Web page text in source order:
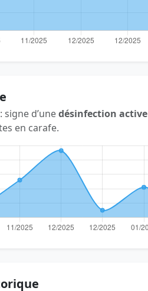
signe d’unedésinfection active
en carafe.